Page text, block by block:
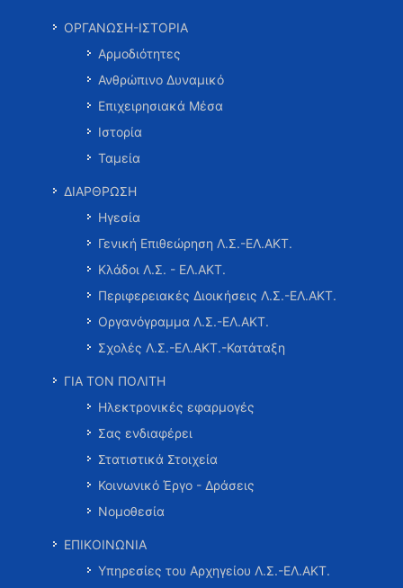
ΟΡΓΑΝΩΣΗ-ΙΣΤΟΡΙΑ
Αρμοδιότητες
Ανθρώπινο Δυναμικό
Επιχειρησιακά Μέσα
Ιστορία
Ταμεία
ΔΙΑΡΘΡΩΣΗ
Ηγεσία
Γενική Επιθεώρηση Λ.Σ.-ΕΛ.ΑΚΤ.
Κλάδοι Λ.Σ. - ΕΛ.ΑΚΤ.
Περιφερειακές Διοικήσεις Λ.Σ.-ΕΛ.ΑΚΤ.
Οργανόγραμμα Λ.Σ.-ΕΛ.ΑΚΤ.
Σχολές Λ.Σ.-ΕΛ.ΑΚΤ.-Κατάταξη
ΓΙΑ ΤΟΝ ΠΟΛΙΤΗ
Ηλεκτρονικές εφαρμογές
Σας ενδιαφέρει
Στατιστικά Στοιχεία
Κοινωνικό Έργο - Δράσεις
Νομοθεσία
ΕΠΙΚΟΙΝΩΝΙΑ
Υπηρεσίες του Αρχηγείου Λ.Σ.-ΕΛ.ΑΚΤ.